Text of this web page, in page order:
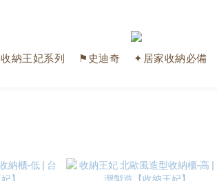
收納王妃系列 ⚑史迪奇 ✦居家收納必備